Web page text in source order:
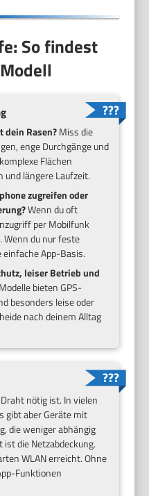
So findest
dein Rasen?Miss die
enge Durchgänge und
Flächen
und längere Laufzeit.
zugreifen oder
Wenn du oft
per Mobilfunk
Wenn du nur feste
App-Basis.
leiser Betrieb und
bieten GPS-
besonders leise oder
nach deinem Alltag
nötig ist. In vielen
gibt aber Geräte mit
die weniger abhängig
die Netzabdeckung.
WLAN erreicht. Ohne
Funktionen